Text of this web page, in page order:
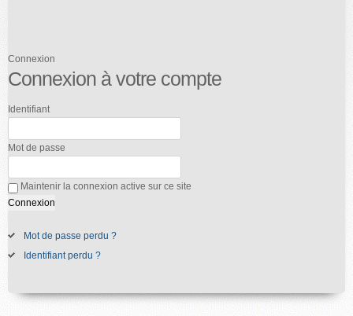
Connexion
Connexion à votre compte
Identifiant
Mot de passe
Maintenir la connexion active sur ce site
Mot de passe perdu ?
Identifiant perdu ?